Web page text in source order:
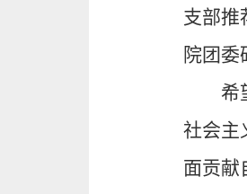
支部推
院团委
希
社会主
面贡献